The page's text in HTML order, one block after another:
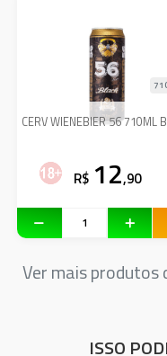
CERV WIENEBIER 56 710ML
R$ 12,90
Ver mais
ISSO